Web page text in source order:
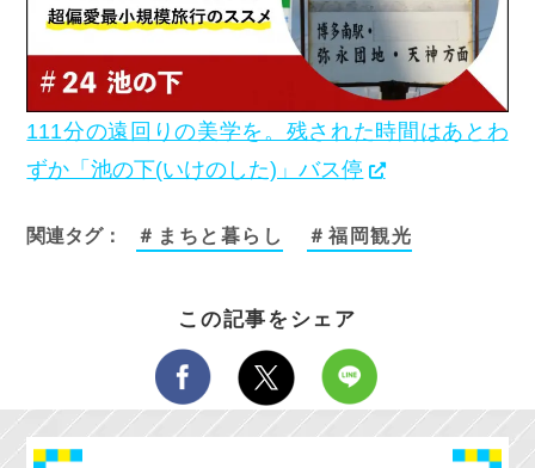
111分の遠回りの美学を。残された時間はあとわ
ずか「池の下(いけのした)」バス停
関連タグ： ＃まちと暮らし ＃福岡観光
この記事をシェア